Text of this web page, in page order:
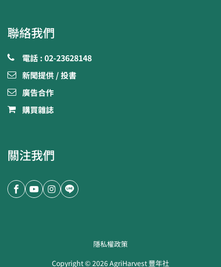
聯絡我們
電話 : 02-23628148
新聞提供 / 投書
廣告合作
購買雜誌
關注我們
隱私權政策